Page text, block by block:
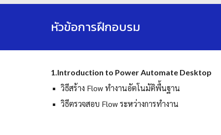
หัวข้อการฝึกอบรม
1.Introduction to Power Automate Desktop
วิธีสร้าง Flow ทำงานอัตโนมัติพื้นฐาน
วิธีตรวจสอบ Flow ระหว่างการทำงาน